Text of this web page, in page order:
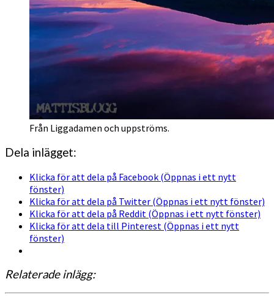
Från Liggadamen och uppströms.
Dela inlägget:
Klicka för att dela på Facebook (Öppnas i ett nytt
fönster)
Klicka för att dela på Twitter (Öppnas i ett nytt fönster)
Klicka för att dela på Reddit (Öppnas i ett nytt fönster)
Klicka för att dela till Pinterest (Öppnas i ett nytt
fönster)
Relaterade inlägg: